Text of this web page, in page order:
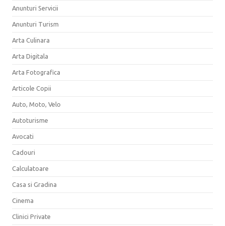
Anunturi Servicii
Anunturi Turism
Arta Culinara
Arta Digitala
Arta Fotografica
Articole Copii
Auto, Moto, Velo
Autoturisme
Avocati
Cadouri
Calculatoare
Casa si Gradina
Cinema
Clinici Private